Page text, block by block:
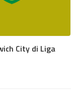
City di Liga